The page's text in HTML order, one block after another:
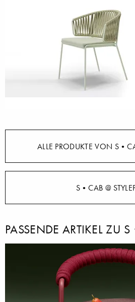
ALLE PRODUKTE VON
S•CAB @
PASSENDE ARTIKEL ZU